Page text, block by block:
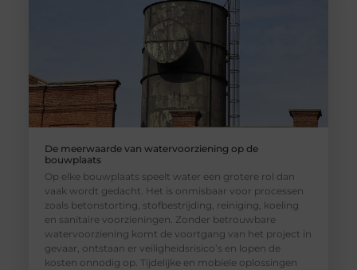
De meerwaarde van watervoorziening op de
bouwplaats
Op elke bouwplaats speelt water een grotere rol dan
vaak wordt gedacht. Het is onmisbaar voor processen
zoals betonstorting, stofbestrijding, reiniging, koeling
en sanitaire voorzieningen. Zonder betrouwbare
watervoorziening komt de voortgang van het project in
gevaar, ontstaan er veiligheidsrisico’s en lopen de
kosten onnodig op. Tijdelijke en mobiele oplossingen